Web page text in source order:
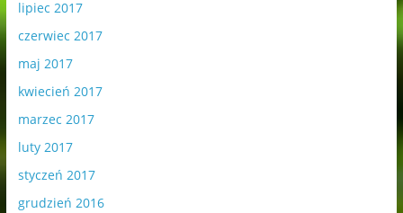
lipiec 2017
czerwiec 2017
maj 2017
kwiecień 2017
marzec 2017
luty 2017
styczeń 2017
grudzień 2016